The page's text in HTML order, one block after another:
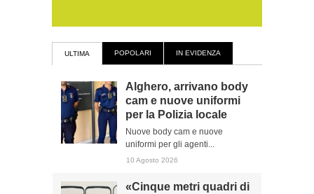
ULTIMA POPOLARI IN EVIDENZA
Alghero, arrivano body
cam e nuove uniformi
per la Polizia locale
Nuove body cam e nuove
uniformi per gli agenti...
10 Agosto 2026
«Cinque metri quadri di